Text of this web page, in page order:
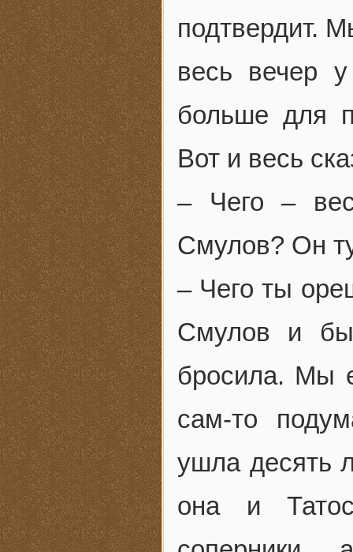
подтвердит.
весь вечер
больше для
Вот и весь
– Чего –
Смулов? Он
– Чего ты
Смулов и
бросила. Мы
сам-то
ушла десять
она и